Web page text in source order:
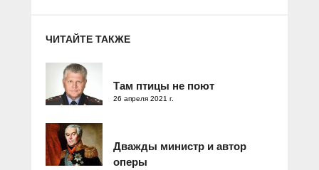
ЧИТАЙТЕ ТАКЖЕ
Там птицы не поют
26 апреля 2021 г.
Дважды министр и автор
оперы